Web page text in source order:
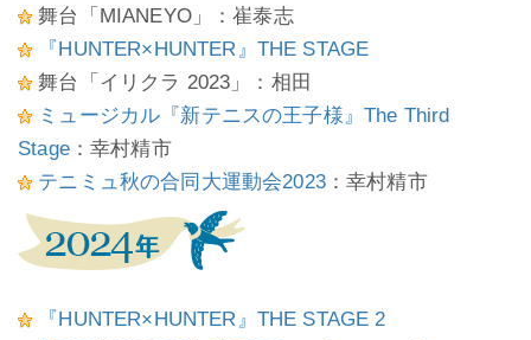
舞台「MIANEYO」：崔泰志
『HUNTER×HUNTER』THE STAGE
舞台「イリクラ 2023」：相田
ミュージカル『新テニスの王子様』The Third
Stage：幸村精市
テニミュ秋の合同大運動会2023：幸村精市
『HUNTER×HUNTER』THE STAGE 2